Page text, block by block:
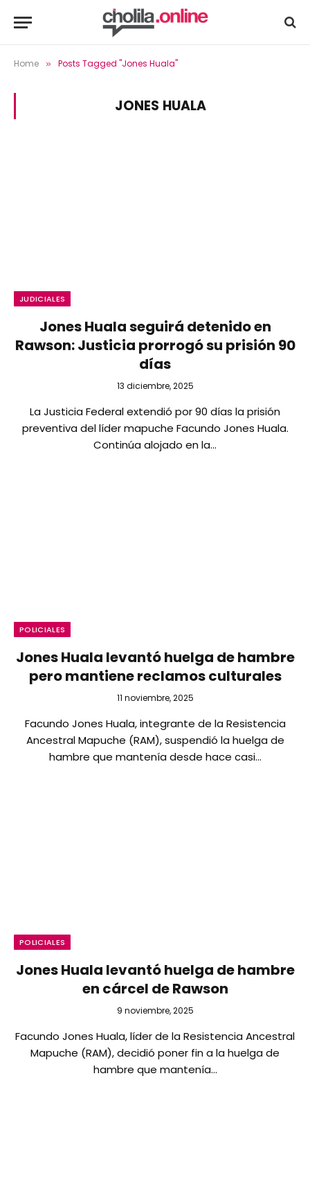
Home » Posts Tagged "Jones Huala"
JONES HUALA
JUDICIALES
Jones Huala seguirá detenido en
Rawson: Justicia prorrogó su prisión 90
días
13 diciembre, 2025
La Justicia Federal extendió por 90 días la prisión
preventiva del líder mapuche Facundo Jones Huala.
Continúa alojado en la…
POLICIALES
Jones Huala levantó huelga de hambre
pero mantiene reclamos culturales
11 noviembre, 2025
Facundo Jones Huala, integrante de la Resistencia
Ancestral Mapuche (RAM), suspendió la huelga de
hambre que mantenía desde hace casi…
POLICIALES
Jones Huala levantó huelga de hambre
en cárcel de Rawson
9 noviembre, 2025
Facundo Jones Huala, líder de la Resistencia Ancestral
Mapuche (RAM), decidió poner fin a la huelga de
hambre que mantenía…